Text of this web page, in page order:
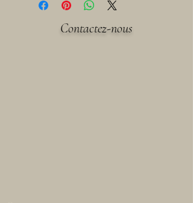
Contactez-nous